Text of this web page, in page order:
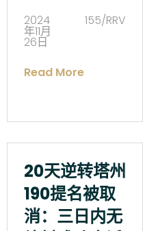
2024
年11月
26日
155/RRV
Read More
20天逆转塔州
190提名被取
消：三日内无